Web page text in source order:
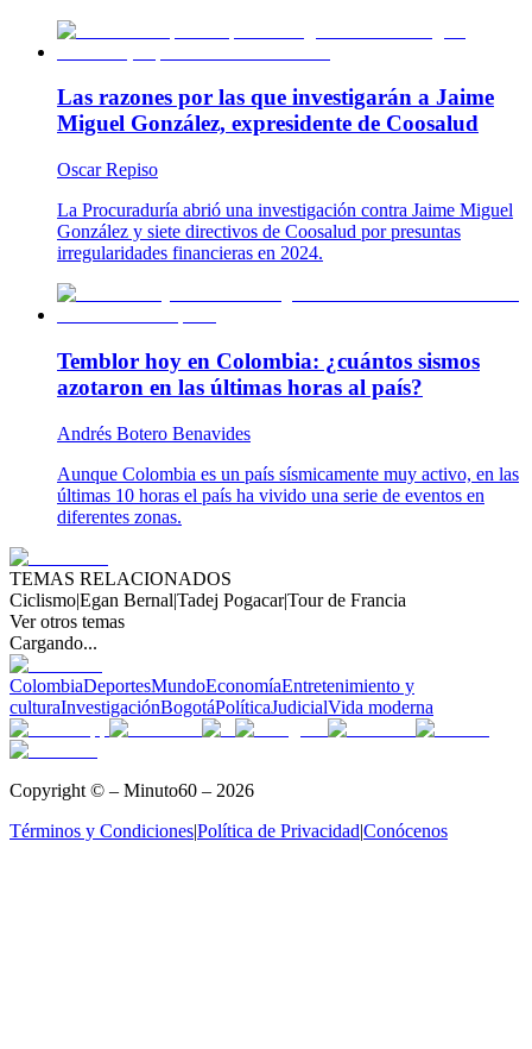
Las razones por las que investigarán a Jaime
Miguel González, expresidente de Coosalud
Oscar Repiso
La Procuraduría abrió una investigación contra Jaime Miguel
González y siete directivos de Coosalud por presuntas
irregularidades financieras en 2024.
Temblor hoy en Colombia: ¿cuántos sismos
azotaron en las últimas horas al país?
Andrés Botero Benavides
Aunque Colombia es un país sísmicamente muy activo, en las
últimas 10 horas el país ha vivido una serie de eventos en
diferentes zonas.
TEMAS RELACIONADOS
Ciclismo|Egan Bernal|Tadej Pogacar|Tour de Francia
Ver otros temas
Cargando...
ColombiaDeportesMundoEconomíaEntretenimiento y
culturaInvestigaciónBogotáPolíticaJudicialVida moderna
Copyright © – Minuto60 – 2026
Términos y Condiciones|Política de Privacidad|Conócenos